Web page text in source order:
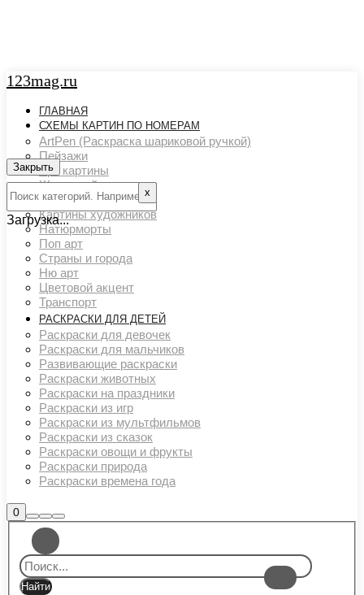
123mag.ru
ГЛАВНАЯ
СХЕМЫ КАРТИН ПО НОМЕРАМ
ArtPen (Раскраска шариковой ручкой)
Пейзажи
Арт картины
Животный мир
Люди
Картины художников
Натюрморты
Поп арт
Страны и города
Ню арт
Цветовой акцент
Транспорт
РАСКРАСКИ ДЛЯ ДЕТЕЙ
Раскраски для девочек
Раскраски для мальчиков
Развивающие раскраски
Раскраски животных
Раскраски на праздники
Раскраски из игр
Раскраски из мультфильмов
Раскраски из сказок
Раскраски овощи и фрукты
Раскраски природа
Раскраски времена года
0Боковая
панель
магазина
Найти
Больше
информации
Главное
меню
Закрыть
х
Загрузка...